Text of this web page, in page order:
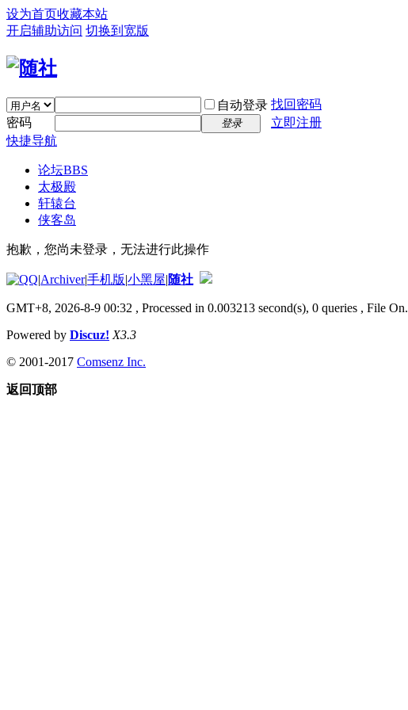
设为首页收藏本站
开启辅助访问 切换到宽版
自动登录 找回密码
密码
登录
立即注册
快捷导航
论坛BBS
太极殿
轩辕台
侠客岛
抱歉，您尚未登录，无法进行此操作
|Archiver|手机版|小黑屋|随社
GMT+8, 2026-8-9 00:32 , Processed in 0.003213 second(s), 0 queries , File On.
Powered by Discuz! X3.3
© 2001-2017 Comsenz Inc.
返回顶部